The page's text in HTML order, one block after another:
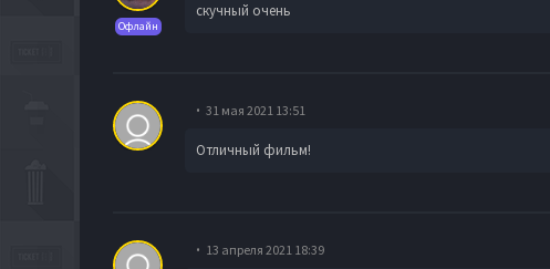
Офлайн
скучный очень
31 мая 2021 13:51
Отличный фильм!
13 апреля 2021 18:39